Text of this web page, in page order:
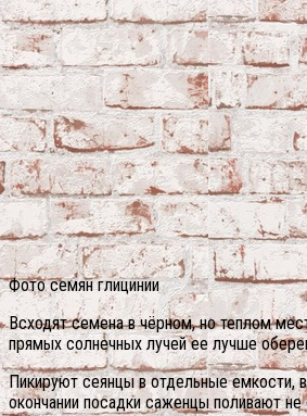
Фото семян глицинии
Всходят семена в чёрном, но теплом
прямых солнечных лучей ее лучше
Пикируют сеянцы в отдельные емкости,
окончании посадки саженцы поливают